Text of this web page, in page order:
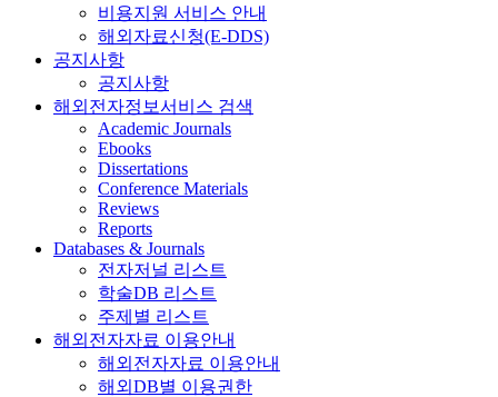
비용지원 서비스 안내
해외자료신청(E-DDS)
공지사항
공지사항
해외전자정보서비스 검색
Academic Journals
Ebooks
Dissertations
Conference Materials
Reviews
Reports
Databases & Journals
전자저널 리스트
학술DB 리스트
주제별 리스트
해외전자자료 이용안내
해외전자자료 이용안내
해외DB별 이용권한